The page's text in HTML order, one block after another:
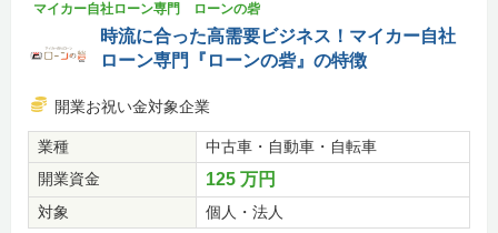
マイカー自社ローン専門 ローンの砦
時流に合った高需要ビジネス！マイカー自社
ローン専門『ローンの砦』の特徴
開業お祝い金対象企業
業種
中古車・自動車・自転車
開業資金
125 万円
対象 個人・法人